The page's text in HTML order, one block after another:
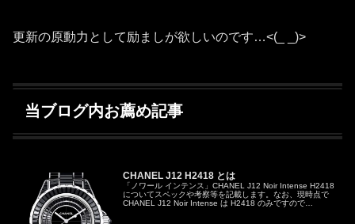
更新の原動力として励ましが欲しいのです…<(_ _)>
当ブログ内お薦め記事
CHANEL J12 H2418 とは
「ノワール インテンス」CHANEL J12 Noir Intense H2418
についてスペックや考察等を記載します。なお、現時点で
CHANEL J12 Noir Intense は H2418 のみですので